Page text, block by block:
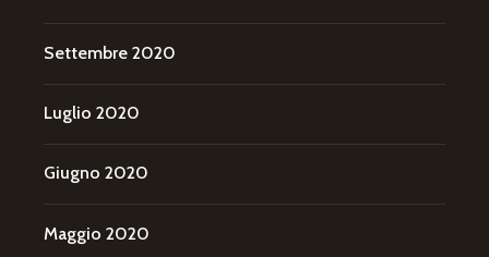
Settembre 2020
Luglio 2020
Giugno 2020
Maggio 2020